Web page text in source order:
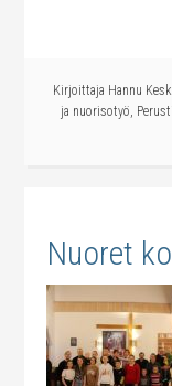
Kirjoittaja Hannu
ja nuorisotyö,
Nuoret